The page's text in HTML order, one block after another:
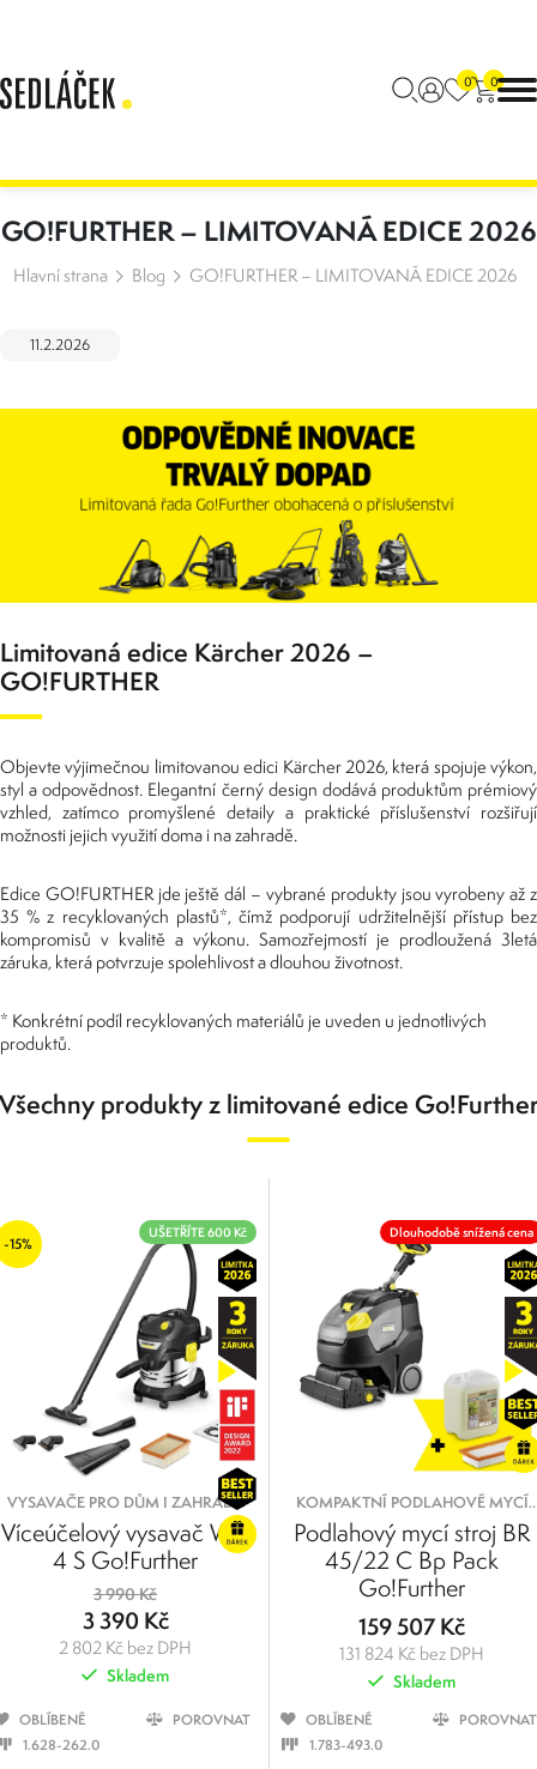
0 0
GO!FURTHER – LIMITOVANÁ EDICE 2026
Hlavní strana Blog GO!FURTHER – LIMITOVANÁ EDICE 2026
11.2.2026
Limitovaná edice Kärcher 2026 –
GO!FURTHER
Objevte výjimečnou limitovanou edici Kärcher 2026, která spojuje výkon,
styl a odpovědnost. Elegantní černý design dodává produktům prémiový
vzhled, zatímco promyšlené detaily a praktické příslušenství rozšiřují
možnosti jejich využití doma i na zahradě.
Edice GO!FURTHER jde ještě dál – vybrané produkty jsou vyrobeny až z
35 % z recyklovaných plastů*, čímž podporují udržitelnější přístup bez
kompromisů v kvalitě a výkonu. Samozřejmostí je prodloužená 3letá
záruka, která potvrzuje spolehlivost a dlouhou životnost.
* Konkrétní podíl recyklovaných materiálů je uveden u jednotlivých
produktů.
produkty z limitované edice
-15%
UŠETŘÍTE 600 Kč
VYSAVAČE PRO DŮM I ZAHRADU
Víceúčelový vysavač WD
4 S Go!Further
3 990 Kč
3 390 Kč
2 802 Kč bez DPH
Skladem
OBLÍBENÉ
POROVNAT
1.628-262.0
Dlouhodobě snížená cena
KOMPAKTNÍ PODLAHOVÉ MYCÍ
STROJE
Podlahový mycí stroj BR
45/22 C Bp Pack
Go!Further
159 507 Kč
131 824 Kč bez DPH
Skladem
OBLÍBENÉ
POROVNAT
1.783-493.0